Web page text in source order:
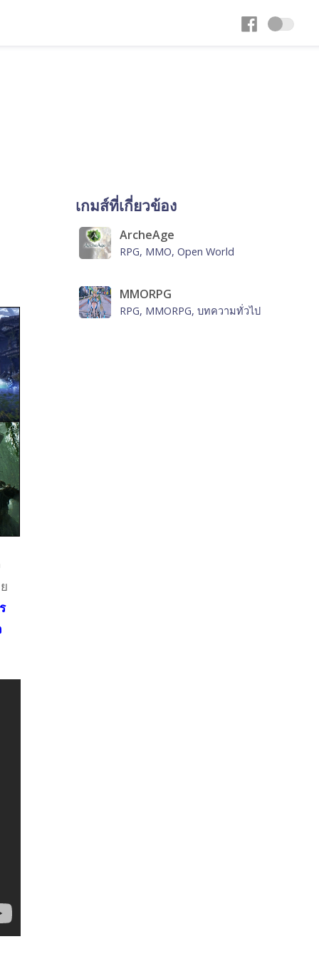
เกมส์ที่เกี่ยวข้อง
ArcheAge
RPG, MMO, Open World
MMORPG
RPG, MMORPG, บทความทั่วไป